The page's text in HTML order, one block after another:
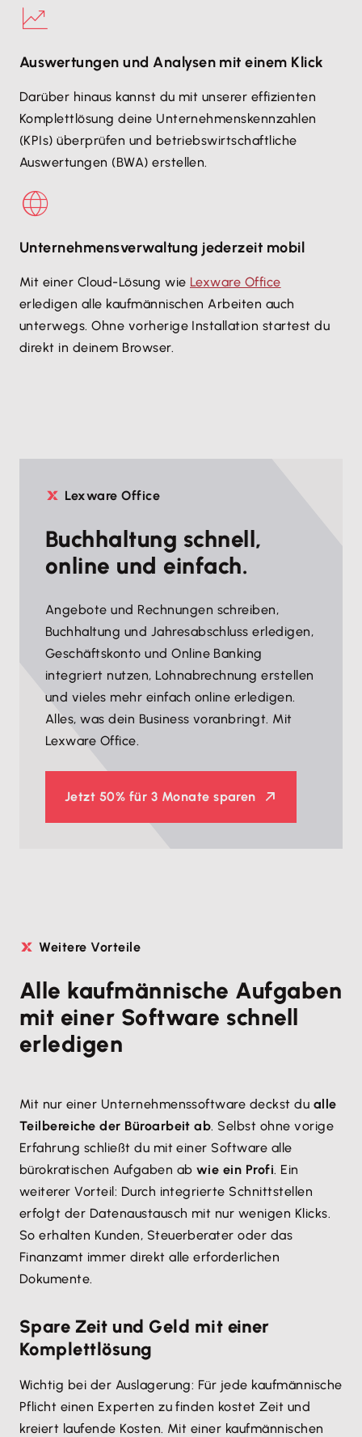
Auswertungen und Analysen mit einem Klick
Darüber hinaus kannst du mit unserer effizienten
Komplettlösung deine Unternehmenskennzahlen
(KPIs) überprüfen und betriebswirtschaftliche
Auswertungen (BWA) erstellen.
Unternehmens­verwaltung jederzeit mobil
Mit einer Cloud-Lösung wie Lexware Office
erledigen alle kaufmännischen Arbeiten auch
unterwegs. Ohne vorherige Installation startest du
direkt in deinem Browser.
Lexware Office
Buchhaltung schnell,
online und einfach.
Angebote und Rechnungen schreiben,
Buchhaltung und Jahresabschluss erledigen,
Geschäftskonto und Online Banking
integriert nutzen, Lohnabrechnung erstellen
und vieles mehr einfach online erledigen.
Alles, was dein Business voranbringt. Mit
Lexware Office.
Jetzt 50% für 3 Monate sparen
Weitere Vorteile
Alle kaufmännische Aufgaben
mit einer Software schnell
erledigen
Mit nur einer Unternehmenssoftware deckst du alle
Teilbereiche der Büroarbeit ab. Selbst ohne vorige
Erfahrung schließt du mit einer Software alle
bürokratischen Aufgaben ab wie ein Profi. Ein
weiterer Vorteil: Durch integrierte Schnittstellen
erfolgt der Datenaustausch mit nur wenigen Klicks.
So erhalten Kunden, Steuerberater oder das
Finanzamt immer direkt alle erforderlichen
Dokumente.
Spare Zeit und Geld mit einer
Komplettlösung
Wichtig bei der Auslagerung: Für jede kaufmännische
Pflicht einen Experten zu finden kostet Zeit und
kreiert laufende Kosten. Mit einer kaufmännischen